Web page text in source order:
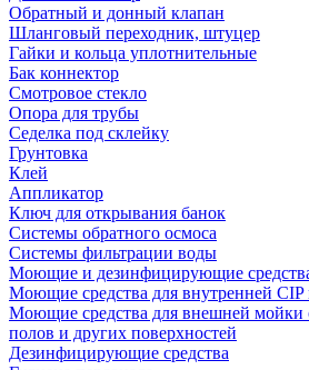
Обратный и донный клапан
Шланговый переходник, штуцер
Гайки и кольца уплотнительные
Бак коннектор
Смотровое стекло
Опора для трубы
Седелка под склейку
Грунтовка
Клей
Аппликатор
Ключ для открывания банок
Системы обратного осмоса
Системы фильтрации воды
Моющие и дезинфицирующие
Моющие средства для внутренней CIP
Моющие средства для внешней мойки
полов и других поверхностей
Дезинфицирующие средства